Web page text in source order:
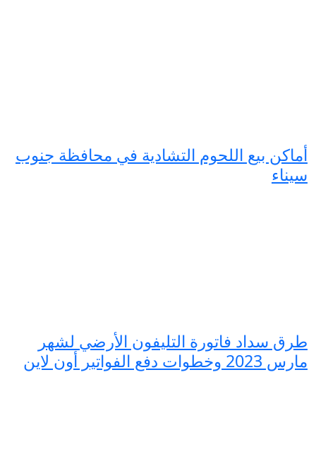
أماكن بيع اللحوم التشادية في محافظة جنوب
سيناء
طرق سداد فاتورة التليفون الأرضي لشهر
مارس 2023 وخطوات دفع الفواتير أون لاين